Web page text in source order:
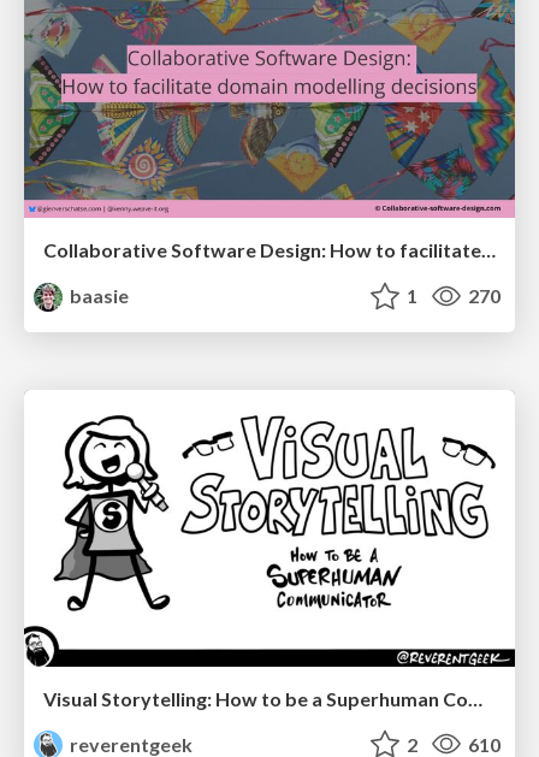
Collaborative Software Design: How to facilitate domain modelling decisions
baasie
1 270
reverentgeek
2 610